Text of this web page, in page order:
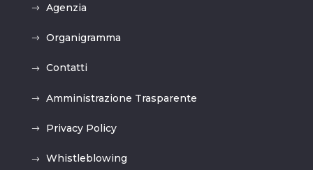
Agenzia
Organigramma
Contatti
Amministrazione Trasparente
Privacy Policy
Whistleblowing